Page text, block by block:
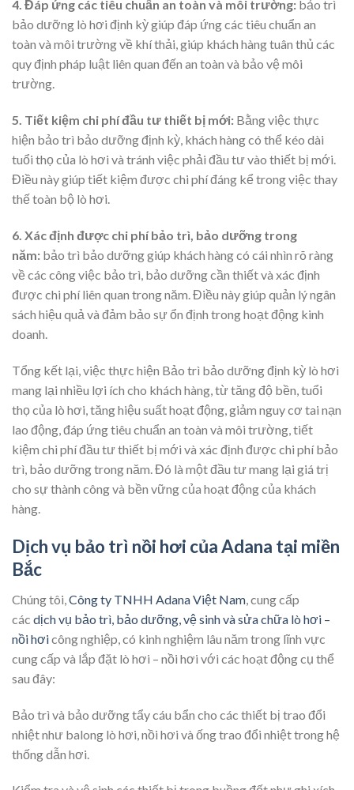
4. Đáp ứng các tiêu chuẩn an toàn và môi trường: bảo trì
bảo dưỡng lò hơi định kỳ giúp đáp ứng các tiêu chuẩn an
toàn và môi trường về khí thải, giúp khách hàng tuân thủ các
quy định pháp luật liên quan đến an toàn và bảo vệ môi
trường.
5. Tiết kiệm chi phí đầu tư thiết bị mới: Bằng việc thực
hiện bảo trì bảo dưỡng định kỳ, khách hàng có thể kéo dài
tuổi thọ của lò hơi và tránh việc phải đầu tư vào thiết bị mới.
Điều này giúp tiết kiệm được chi phí đáng kể trong việc thay
thế toàn bộ lò hơi.
6. Xác định được chi phí bảo trì, bảo dưỡng trong
năm: bảo trì bảo dưỡng giúp khách hàng có cái nhìn rõ ràng
về các công việc bảo trì, bảo dưỡng cần thiết và xác định
được chi phí liên quan trong năm. Điều này giúp quản lý ngân
sách hiệu quả và đảm bảo sự ổn định trong hoạt động kinh
doanh.
Tổng kết lại, việc thực hiện Bảo trì bảo dưỡng định kỳ lò hơi
mang lại nhiều lợi ích cho khách hàng, từ tăng độ bền, tuổi
thọ của lò hơi, tăng hiệu suất hoạt động, giảm nguy cơ tai nạn
lao động, đáp ứng tiêu chuẩn an toàn và môi trường, tiết
kiệm chi phí đầu tư thiết bị mới và xác định được chi phí bảo
trì, bảo dưỡng trong năm. Đó là một đầu tư mang lại giá trị
cho sự thành công và bền vững của hoạt động của khách
hàng.
Dịch vụ bảo trì nồi hơi của Adana tại miền
Bắc
Chúng tôi, Công ty TNHH Adana Việt Nam , cung cấp
các dịch vụ bảo trì, bảo dưỡng, vệ sinh và sửa chữa lò hơi –
nồi hơicông nghiệp, có kinh nghiệm lâu năm trong lĩnh vực
cung cấp và lắp đặt lò hơi – nồi hơi với các hoạt động cụ thể
sau đây:
Bảo trì và bảo dưỡng tẩy cáu bẩn cho các thiết bị trao đổi
nhiệt như balong lò hơi, nồi hơi và ống trao đổi nhiệt trong hệ
thống dẫn hơi.